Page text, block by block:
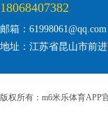
18068407382
邮箱：61998061@qq.com
地址：江苏省昆山市前
版权所有：m6米乐体育APP